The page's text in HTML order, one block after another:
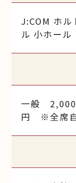
J:COM ホル
ル 小ホール
一般
円 ※全席